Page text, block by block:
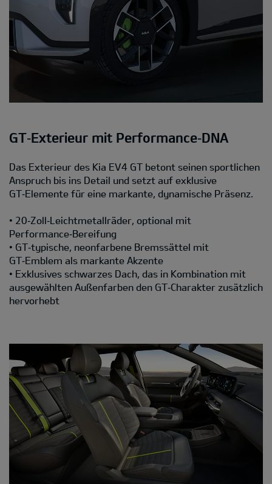
GT‑Exterieur mit Performance‑DNA
Das Exterieur des Kia EV4 GT betont seinen sportlichen
Anspruch bis ins Detail und setzt auf exklusive
GT‑Elemente für eine markante, dynamische Präsenz.
• 20‑Zoll‑Leichtmetallräder, optional mit
Performance‑Bereifung
• GT‑typische, neonfarbene Bremssättel mit
GT‑Emblem als markante Akzente
• Exklusives schwarzes Dach, das in Kombination mit
ausgewählten Außenfarben den GT‑Charakter zusätzlich
hervorhebt